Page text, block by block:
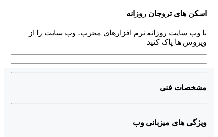
اسکن های تروجان روزانه
با وب سایت روزانه نرم افزارهای مخرب، وب سایت را از
ویروس ها پاک کنید
مشخصات فنی
ویژگی های میزبانی وب